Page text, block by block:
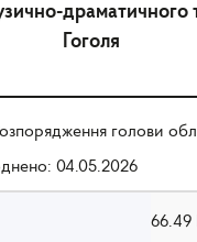
драматичного
Гоголя
голови
04.05.2026
66.49